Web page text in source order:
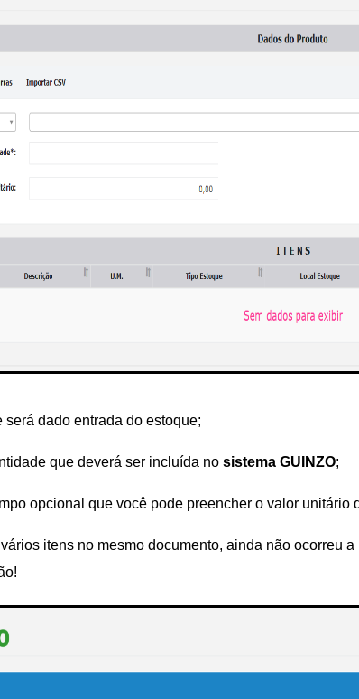
será dado entrada do estoque;
que deverá ser incluída no sistema GUINZO;
opcional que você pode preencher o valor unitário
itens no mesmo documento, ainda não ocorreu